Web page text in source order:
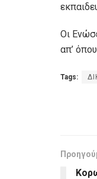
Οι
απ’
Tags: